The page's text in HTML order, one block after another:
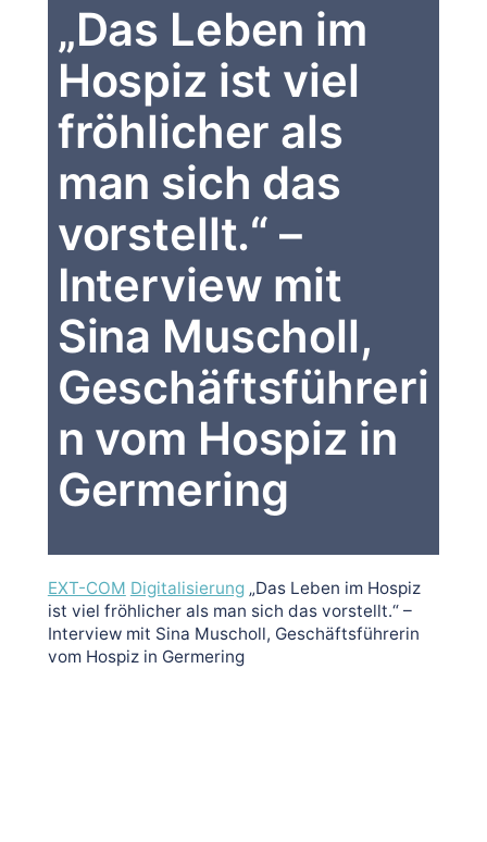
„Das Leben im
Hospiz ist viel
fröhlicher als
man sich das
vorstellt.“ –
Interview mit
Sina Muscholl,
Geschäftsführeri
n vom Hospiz in
Germering
EXT-COM Digitalisierung „Das Leben im Hospiz
ist viel fröhlicher als man sich das vorstellt.“ –
Interview mit Sina Muscholl, Geschäftsführerin
vom Hospiz in Germering